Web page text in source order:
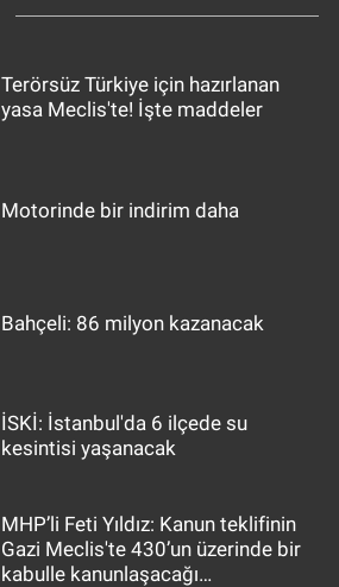
Terörsüz Türkiye için hazırlanan
yasa Meclis'te! İşte maddeler
Motorinde bir indirim daha
Bahçeli: 86 milyon kazanacak
İSKİ: İstanbul'da 6 ilçede su
kesintisi yaşanacak
MHP’li Feti Yıldız: Kanun teklifinin
Gazi Meclis'te 430’un üzerinde bir
kabulle kanunlaşacağı